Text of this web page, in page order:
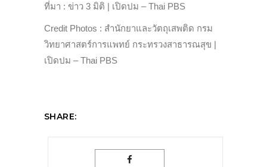
ที่มา : ข่าว 3 มิติ | เปิดปม – Thai PBS
Credit Photos : สำนักยาและวัตถุเสพติด กรม
วิทยาศาสตร์การแพทย์ กระทรวงสาธารณสุข |
เปิดปม – Thai PBS
SHARE: